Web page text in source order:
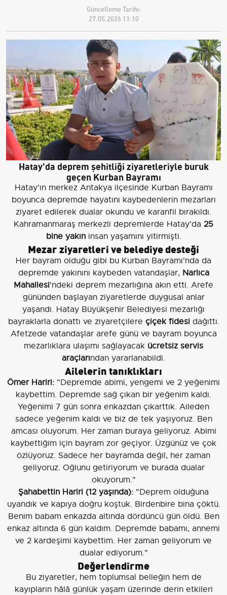
Güncelleme Tarihi:
27.05.2026 11:10
Hatay'da deprem şehitliği ziyaretleriyle buruk
geçen Kurban Bayramı
Hatay'ın merkez Antakya ilçesinde Kurban Bayramı
boyunca depremde hayatını kaybedenlerin mezarları
ziyaret edilerek dualar okundu ve karanfil bırakıldı.
Kahramanmaraş merkezli depremlerde Hatay'da 25
bine yakıninsan yaşamını yitirmişti.
Mezar ziyaretleri ve belediye desteği
Her bayram olduğu gibi bu Kurban Bayramı'nda da
depremde yakınını kaybeden vatandaşlar, Narlıca
Mahallesi'ndeki deprem mezarlığına akın etti. Arefe
gününden başlayan ziyaretlerde duygusal anlar
yaşandı. Hatay Büyükşehir Belediyesi mezarlığı
bayraklarla donattı ve ziyaretçilere çiçek fidesidağıttı.
Afetzede vatandaşlar arefe günü ve bayram boyunca
mezarlıklara ulaşımı sağlayacak ücretsiz servis
araçlarından yararlanabildi.
Ailelerin tanıklıkları
Ömer Hariri: "Depremde abimi, yengemi ve 2 yeğenimi
kaybettim. Depremde sağ çıkan bir yeğenim kaldı.
Yeğenimi 7 gün sonra enkazdan çıkarttık. Aileden
sadece yeğenim kaldı ve biz de tek yaşıyoruz. Ben
amcası oluyorum. Her zaman buraya geliyoruz. Abimi
kaybettiğim için bayram zor geçiyor. Üzgünüz ve çok
özlüyoruz. Sadece her bayramda değil, her zaman
geliyoruz. Oğlunu getiriyorum ve burada dualar
okuyorum."
Şahabettin Hariri (12 yaşında): "Deprem olduğuna
uyandık ve kapıya doğru koştuk. Birdenbire bina çöktü.
Benim babam enkazda altında dördüncü gün öldü. Ben
enkaz altında 6 gün kaldım. Depremde babamı, annemi
ve 2 kardeşimi kaybettim. Her zaman geliyorum ve
dualar ediyorum."
Değerlendirme
Bu ziyaretler, hem toplumsal belleğin hem de
kayıpların hâlâ günlük yaşam üzerinde derin etkileri